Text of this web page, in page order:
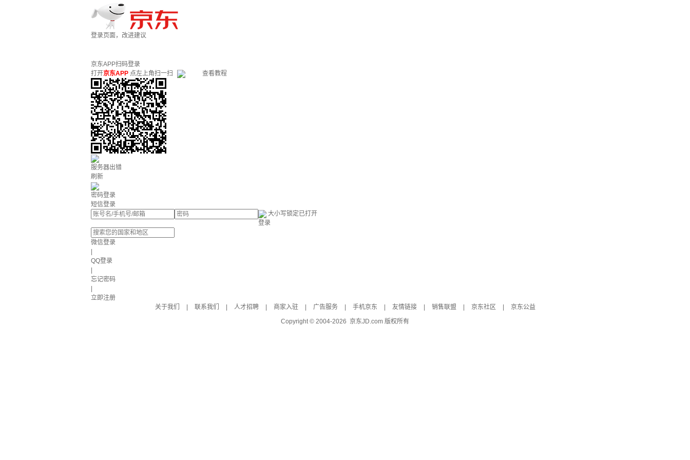
登录页面，改进建议
京东APP扫码登录
打开京东APP 点左上角扫一扫 查看教程
服务器出错
刷新
密码登录
短信登录
大小写锁定已打开
登录
微信登录
QQ登录
忘记密码
立即注册
关于我们
联系我们 人才招聘 商家入驻 广告服务 手机京东 友情链接 销售联盟 京东社区
京东公益
Copyright © 2004-2026 京东JD.com 版权所有